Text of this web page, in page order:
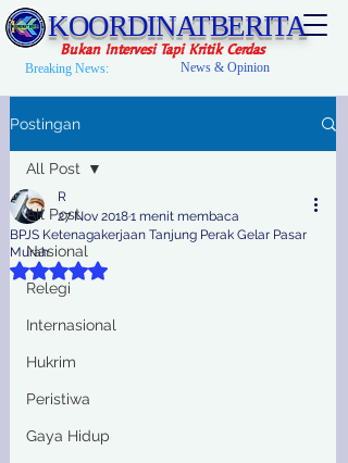
KOORDINATBERITA
Bukan Intervesi Tapi Kritik Cerdas
Breaking News: News & Opinion
Postingan
All Post
Nasional
Relegi
Internasional
Hukrim
Peristiwa
Gaya Hidup
All Post
BPJS Ketenagakerjaan Tanjung Perak Gelar Pasar
Murah
R
27 Nov 20181 menit membaca
Dinilai NaN dari 5 bintang.